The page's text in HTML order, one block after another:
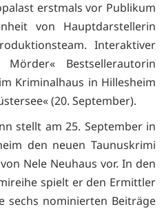
erstmals vor Publikum
von Hauptdarstellerin
Interaktiver
Bestsellerautorin
Kriminalhaus in Hillesheim
(20. September).
stellt am 25. September in
den neuen Taunuskrimi
Nele Neuhaus vor. In den
spielt er den Ermittler
sechs nominierten Beiträge